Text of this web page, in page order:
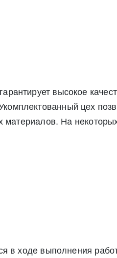
высокое
цех
материалов. На
в ходе выполнения